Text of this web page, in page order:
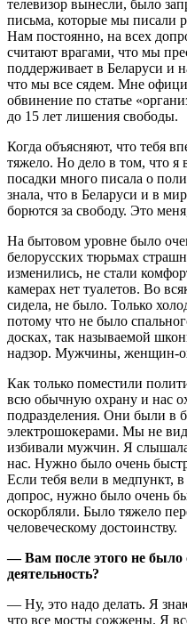
телевизор вынесли, было
письма, которые мы писали
Нам постоянно, на всех
считают врагами, что мы
поддерживает в Беларуси и
что мы все сядем. Мне
обвинение по статье
до 15 лет лишения свободы.
Когда объясняют, что тебя
тяжело. Но дело в том, что я
посадки много писала о
знала, что в Беларуси и в
борются за свободу. Это
На бытовом уровне было
белорусских тюрьмах
изменились, не стали
камерах нет туалетов. Во
сидела, не было. Только
потому что не было
досках, так называемой
надзор. Мужчины, женщин-
Как только поместили
всю обычную охрану и нас
подразделения. Они были в
электрошокерами. Мы не
избивали мужчин. Я
нас. Нужно было очень
Если тебя вели в медпункт,
допрос, нужно было очень
оскорбляли. Было тяжело
человеческому достоинству.
— Вам после этого не
деятельность?
— Ну, это надо делать. Я
что все мосты сожжены. Я